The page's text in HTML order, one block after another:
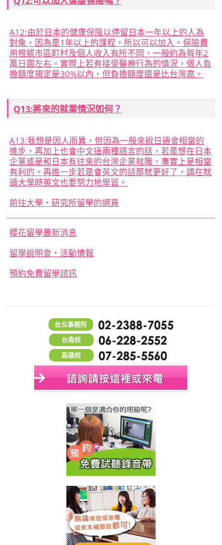
A12:由於日本的健康保險以停留日本一年以上的人為
對象，因為是1年以上的課程，所以可以加入。保險費
用根據市區町村及個人收入有所不同，一般約為每年2
萬日圓左右。實際上若有接受醫療行為的情況，個人負
擔額度規定是30%以內，但負擔額度還是比台灣高。
Q13:將來的就業情況如何？
A13:我想是因人而異，但因為一般來說日語會相當的
進步，再加上也會中文這兩種語言的話，若是想在日本
企業或是和日本有往來的台灣企業就職，事實上是相當
有利的。再進一步若是會英文的話那就更好了，請在就
讀大學時英文也要努力地學習。
前往大學・研究所留學的網頁
櫻花留學最新消息
留學說明會‧活動情報
預約免費留學諮訊
台北事務所
台南校
高雄校